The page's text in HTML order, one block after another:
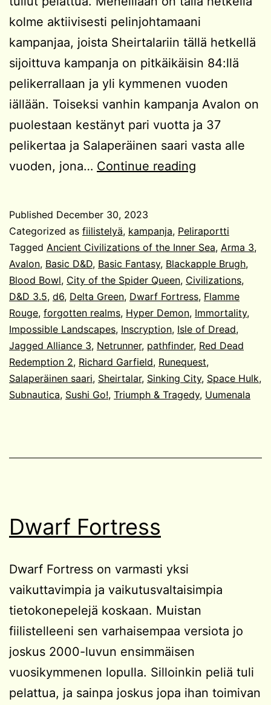
kolme aktiivisesti pelinjohtamaani
kampanjaa, joista Sheirtalariin tällä hetkellä
sijoittuva kampanja on pitkäikäisin 84:llä
pelikerrallaan ja yli kymmenen vuoden
iällään. Toiseksi vanhin kampanja Avalon on
puolestaan kestänyt pari vuotta ja 37
pelikertaa ja Salaperäinen saari vasta alle
vuoden, jona… Continue reading
Published December 30, 2023
Categorized as fiilistelyä, kampanja, Peliraportti
Tagged Ancient Civilizations of the Inner Sea, Arma 3,
Avalon, Basic D&D, Basic Fantasy, Blackapple Brugh,
Blood Bowl, City of the Spider Queen, Civilizations,
D&D 3.5, d6, Delta Green, Dwarf Fortress, Flamme
Rouge, forgotten realms, Hyper Demon, Immortality,
Impossible Landscapes, Inscryption, Isle of Dread,
Jagged Alliance 3, Netrunner, pathfinder, Red Dead
Redemption 2, Richard Garfield, Runequest,
Salaperäinen saari, Sheirtalar, Sinking City, Space Hulk,
Subnautica, Sushi Go!, Triumph & Tragedy, Uumenala
Dwarf Fortress
Dwarf Fortress on varmasti yksi
vaikuttavimpia ja vaikutusvaltaisimpia
tietokonepelejä koskaan. Muistan
fiilistelleeni sen varhaisempaa versiota jo
joskus 2000-luvun ensimmäisen
vuosikymmenen lopulla. Silloinkin peliä tuli
pelattua, ja sainpa joskus jopa ihan toimivan